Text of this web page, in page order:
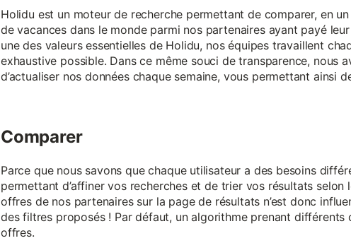
Holidu est un moteur de recherche permettant de comparer, en
de vacances dans le monde parmi nos partenaires ayant payé
une des valeurs essentielles de Holidu, nos équipes travaillent
exhaustive possible. Dans ce même souci de transparence, nous
d’actualiser nos données chaque semaine, vous permettant ainsi
Comparer
Parce que nous savons que chaque utilisateur a des besoins
permettant d’affiner vos recherches et de trier vos résultats
offres de nos partenaires sur la page de résultats n’est donc
des filtres proposés ! Par défaut, un algorithme prenant
offres.